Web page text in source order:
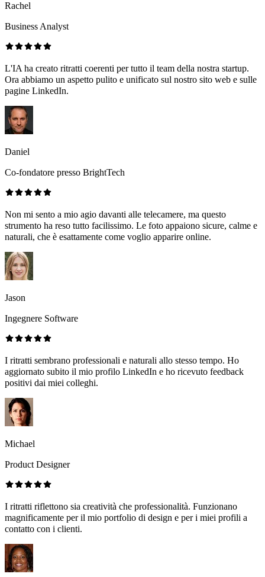
Rachel
Business Analyst
L'IA ha creato ritratti coerenti per tutto il team della nostra startup.
Ora abbiamo un aspetto pulito e unificato sul nostro sito web e sulle
pagine LinkedIn.
Daniel
Co-fondatore presso BrightTech
Non mi sento a mio agio davanti alle telecamere, ma questo
strumento ha reso tutto facilissimo. Le foto appaiono sicure, calme e
naturali, che è esattamente come voglio apparire online.
Jason
Ingegnere Software
I ritratti sembrano professionali e naturali allo stesso tempo. Ho
aggiornato subito il mio profilo LinkedIn e ho ricevuto feedback
positivi dai miei colleghi.
Michael
Product Designer
I ritratti riflettono sia creatività che professionalità. Funzionano
magnificamente per il mio portfolio di design e per i miei profili a
contatto con i clienti.